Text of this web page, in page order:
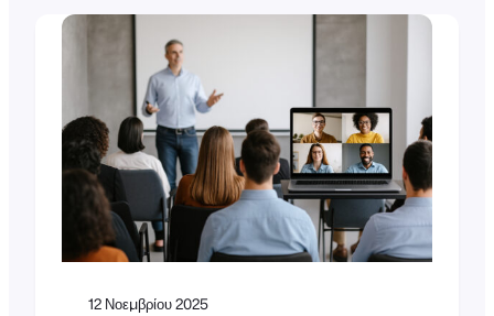
μπορεί να προκύψουν προβλήματα όπως
αργές σελίδες και αποτυχημένες
ολοκληρώσεις αγοράς. Με τη σωστή
φιλοξενία, τους κατάλληλους κανόνες
προσωρινής αποθήκευσης και τη σωστή
διαμόρφωση του FooEvents, μπορείτε να
διαχειριστείτε τις εορταστικές αιχμές
επισκεψιμότητας, να διασφαλίσετε την
απόδοση και να εξασφαλίσετε την ομαλή
ροή των εγγραφών. Εισαγωγή
Χριστουγεννιάτικες αγορές, φωτογραφίες
12 Νοεμβρίου 2025